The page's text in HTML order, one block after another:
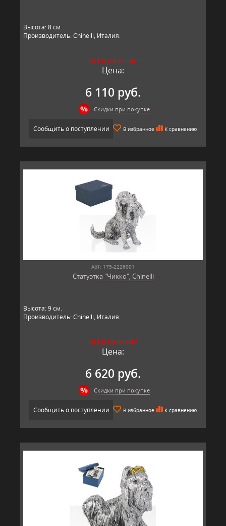
Высота: 8 см.
Производитель: Chinelli, Италия.
НЕТ В НАЛИЧИИ
Цена:
6 110 руб.
Скидки при покупке
Сообщить о поступлении В избранное К сравнению
Арт: 175-2226001
Статуэтка "Чикко", Chinelli
Высота: 9 см.
Производитель: Chinelli, Италия.
НЕТ В НАЛИЧИИ
Цена:
6 620 руб.
Скидки при покупке
Сообщить о поступлении В избранное К сравнению